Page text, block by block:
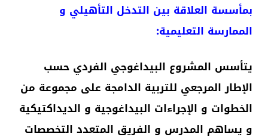
بمأسسة العلاقة بين التدخل التأهيلي و
الممارسة التعليمية:
يتأسس المشروع البيداغوجي الفردي حسب
الإطار المرجعي للتربية الدامجة على مجموعة من
الخطوات و الإجراءات البيداغوجية و الديداكتيكية
و يساهم المدرس و الفريق المتعدد التخصصات